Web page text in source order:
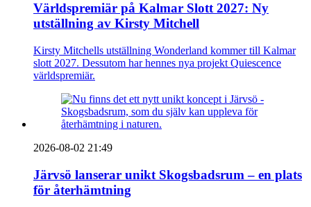
Världspremiär på Kalmar Slott 2027: Ny
utställning av Kirsty Mitchell
Kirsty Mitchells utställning Wonderland kommer till Kalmar
slott 2027. Dessutom har hennes nya projekt Quiescence
världspremiär.
2026-08-02 21:49
Järvsö lanserar unikt Skogsbadsrum – en plats
för återhämtning